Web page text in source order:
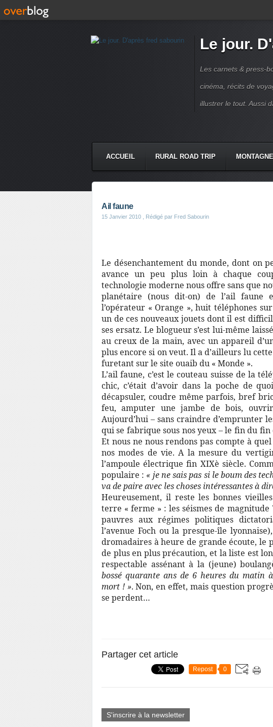
Le jour.
Les carnets & press-
cinéma, récits de
illustrer le tout. Aussi
ACCUEIL RURAL ROAD TRIP MONTAGNE
Ail faune
15 Janvier 2010 , Rédigé par Fred Sabourin
Le désenchantement du monde, dont on
avance un peu plus loin à chaque
technologie moderne nous offre sans que
planétaire (nous dit-on) de l’ail faune
l’opérateur « Orange », huit téléphones
un de ces nouveaux jouets dont il est
ses ersatz. Le blogueur s’est lui-même
au creux de la main, avec un appareil
plus encore si on veut. Il a d’ailleurs lu
furetant sur le site ouaib du « Monde ».
L’ail faune, c’est le couteau suisse de la
chic, c’était d’avoir dans la poche de
décapsuler, coudre même parfois, bref
feu, amputer une jambe de bois,
Aujourd’hui – sans craindre d’emprunter
qui se fabrique sous nos yeux – le fin du fin
Et nous ne nous rendons pas compte à
nos modes de vie. A la mesure du
l’ampoule électrique fin XIXè siècle.
populaire : « je ne sais pas si le boum des
va de paire avec les choses intéressantes à
Heureusement, il reste les bonnes
terre « ferme » : les séismes de
pauvres aux régimes politiques
l’avenue Foch ou la presque-île
dromadaires à heure de grande écoute,
de plus en plus précaution, et la liste est
respectable assénant à la (jeune)
bossé quarante ans de 6 heures du matin
mort ! ». Non, en effet, mais question
se perdent…
Partager cet article
Repost 0
S'inscrire à la newsletter